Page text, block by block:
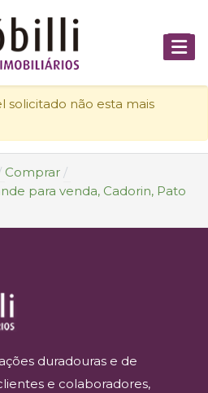
solicitado não esta mais
Comprar
para venda, Cadorin, Pato
duradouras e de
e colaboradores,